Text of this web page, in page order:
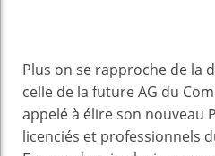
Plus on se rapproche de la
celle de la future AG du
appelé à élire son nouveau
licenciés et professionnels